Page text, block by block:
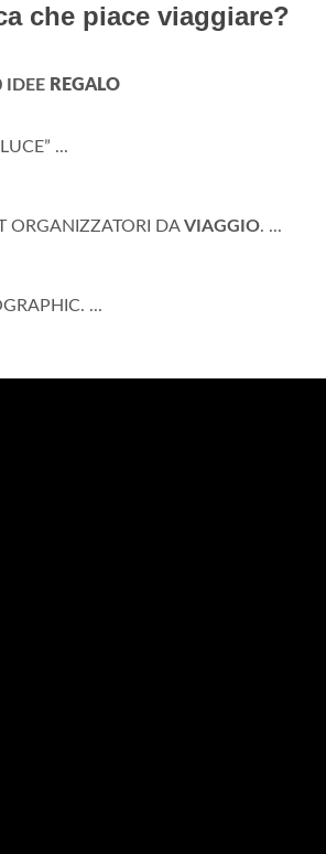
che piace viaggiare?
IDEE REGALO
...
ORGANIZZATORI DAVIAGGIO. ...
...